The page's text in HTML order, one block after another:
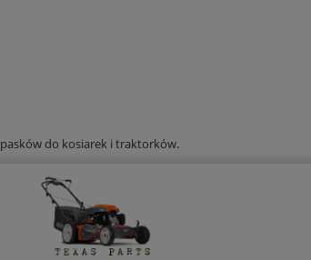
pasków do kosiarek i traktorków.